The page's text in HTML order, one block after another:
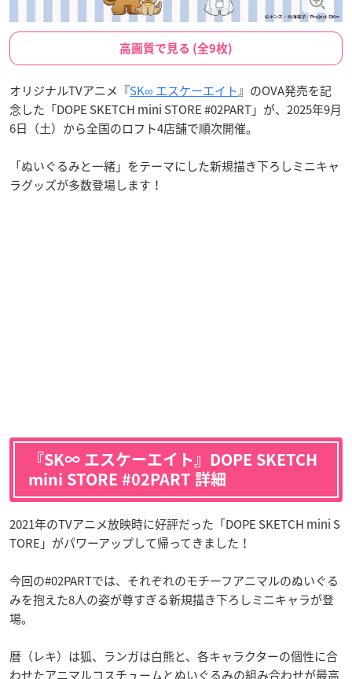
高画質で見る (全9枚)
オリジナルTVアニメ『SK∞ エスケーエイト』のOVA発売を記
念した「DOPE SKETCH mini STORE #02PART」が、2025年9月
6日（土）から全国のロフト4店舗で順次開催。
「ぬいぐるみと一緒」をテーマにした新規描き下ろしミニキャ
ラグッズが多数登場します！
『SK∞ エスケーエイト』DOPE SKETCH
mini STORE #02PART 詳細
2021年のTVアニメ放映時に好評だった「DOPE SKETCH mini S
TORE」がパワーアップして帰ってきました！
今回の#02PARTでは、それぞれのモチーフアニマルのぬいぐる
みを抱えた8人の姿が尊すぎる新規描き下ろしミニキャラが登
場。
暦（レキ）は狐、ランガは白熊と、各キャラクターの個性に合
わせたアニマルコスチュームとぬいぐるみの組み合わせが最高